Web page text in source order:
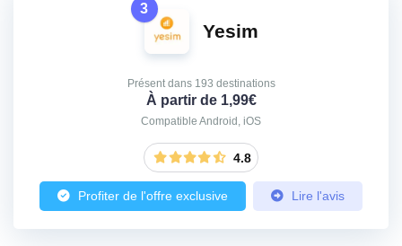
3
Yesim
Présent dans 193 destinations
À partir de 1,99€
Compatible Android, iOS
4.8
Profiter de l'offre exclusive Lire l'avis